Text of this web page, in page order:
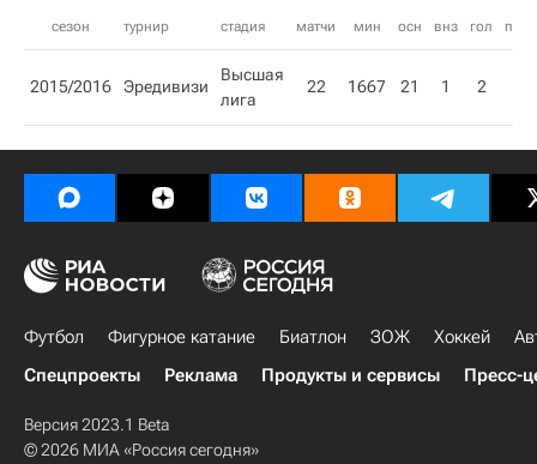
сезон турнир стадия матчи мин осн внз гол пас
2015/2016 Эредивизи
Высшая
лига
22 1667 21 1 2
Футбол Фигурное катание Биатлон ЗОЖ Хоккей
Спецпроекты
Реклама Продукты и сервисы Пресс-
Версия 2023.1 Beta
© 2026 МИА «Россия сегодня»